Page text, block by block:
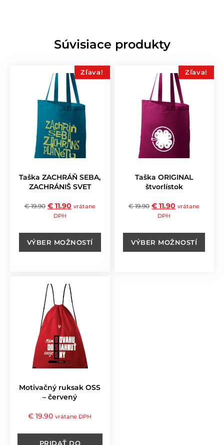
Súvisiace produkty
Zľava!
Taška ZACHRÁŇ SEBA,
ZACHRÁNIŠ SVET
€19.90 €11.90 vrátane
DPH
VÝBER MOŽNOSTÍ
Zľava!
Taška ORIGINAL
štvorlístok
€19.90 € 11.90 vrátane
DPH
VÝBER MOŽNOSTÍ
Motivačný ruksak OSS
– červený
€ 19.90 vrátane DPH
PRIDAŤ DO